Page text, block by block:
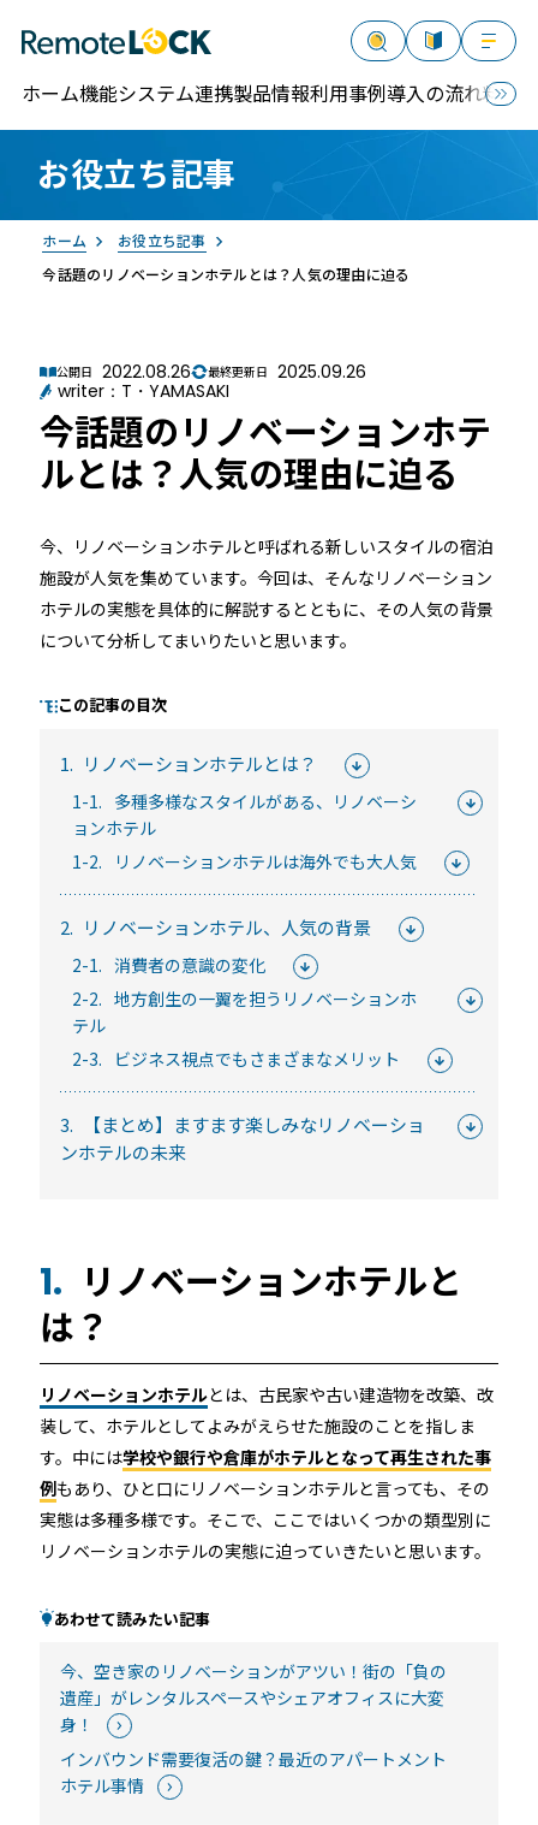
お役立ち記事
今話題のリノベーションホテルとは？人気の理由に迫る
お役立ち記事
ホーム
公開日 2022.08.26 最終更新日 2025.09.26
writer：T・YAMASAKI
今話題のリノベーションホテ
ルとは？人気の理由に迫る
今、リノベーションホテルと呼ばれる新しいスタイルの宿泊
施設が人気を集めています。今回は、そんなリノベーション
ホテルの実態を具体的に解説するとともに、その人気の背景
について分析してまいりたいと思います。
この記事の目次
1. リノベーションホテルとは？
1-1. 多種多様なスタイルがある、リノベーシ
ョンホテル
1-2.
リノベーションホテルは海外でも大人気
2. リノベーションホテル、人気の背景
2-1. 消費者の意識の変化
2-2. 地方創生の一翼を担うリノベーションホ
テル
2-3.
ビジネス視点でもさまざまなメリット
3.
【まとめ】ますます楽しみなリノベーショ
ンホテルの未来
1. リノベーションホテルと
は？
リノベーションホテルとは、古民家や古い建造物を改築、改
装して、ホテルとしてよみがえらせた施設のことを指しま
す。中には学校や銀行や倉庫がホテルとなって再生された事
例もあり、ひと口にリノベーションホテルと言っても、その
実態は多種多様です。そこで、ここではいくつかの類型別に
リノベーションホテルの実態に迫っていきたいと思います。
あわせて読みたい記事
今、空き家のリノベーションがアツい！街の「負の
遺産」がレンタルスペースやシェアオフィスに大変
身！
インバウンド需要復活の鍵？最近のアパートメント
ホテル事情
ホーム機能システム連携製品情報利用事例導入の流れ料金
RemoteLOCK
ご質問
介します
機能
詳しくみる
セミナー
RemoteLOCKの活用術や業界別の最新事例をご紹介など、不
定期で開催しています。
常時公開中
5分でわかる！RemoteLOCKの特徴と機能について
続きを読む
【まとめ】スマートロック解説 今年度こ
そ、ビジネスにスマートロック！
続きを読む